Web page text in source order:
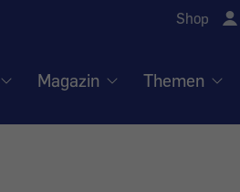
Shop
Magazin Themen